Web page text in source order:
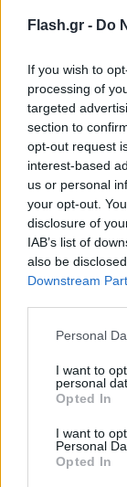
Flash.gr - Do
If you wish to
processing of
targeted
section to
opt-out request
interest-based
us or personal
your opt-out.
disclosure of
IAB’s list of
also be
Downstream
Please note
not limited to
grant or deny
use your data
consent section.
Personal
I want to
personal
Opted In
I want to
Personal
Opted In
Οι ΗΠΑ
βρούμε ή
Τραμπ
Ο Τραμπ δηλώνει
αμερικανικές
βρίσκεται στο
16.07.2026 06:46